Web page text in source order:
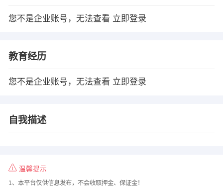
您不是企业账号，无法查看 立即登录
教育经历
您不是企业账号，无法查看 立即登录
自我描述
温馨提示
1、本平台仅供信息发布，不会收取押金、保证金！